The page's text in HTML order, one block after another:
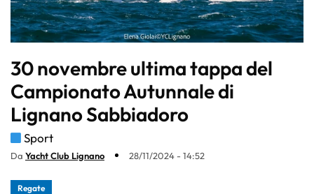
30 novembre ultima tappa del
Campionato Autunnale di
Lignano Sabbiadoro
Sport
Da Yacht Club Lignano 28/11/2024 - 14:52
Regate